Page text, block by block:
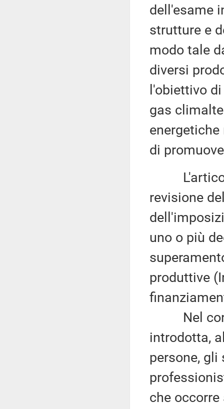
dell'esame
strutture e
modo tale
diversi
l'obiettivo
gas
di
L'articolo
revisione
uno o più
produttive
Nel corso
introdotta,
persone,
che